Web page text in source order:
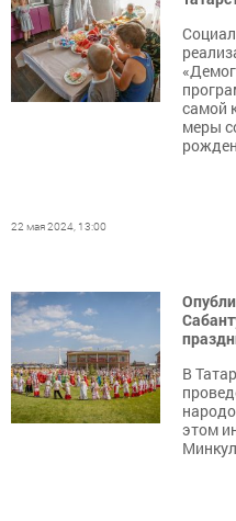
самой
меры
22 мая 2024, 13:00
В
этом